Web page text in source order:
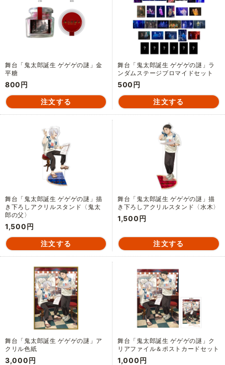
舞台「鬼太郎誕生 ゲゲゲの謎」金
平糖
800円
舞台「鬼太郎誕生 ゲゲゲの謎」ラ
ンダムステージブロマイドセット
500円
舞台「鬼太郎誕生 ゲゲゲの謎」描
き下ろしアクリルスタンド〈鬼太
郎の父〉
1,500円
舞台「鬼太郎誕生 ゲゲゲの謎」描
き下ろしアクリルスタンド〈水木〉
1,500円
舞台「鬼太郎誕生 ゲゲゲの謎」ア
クリル色紙
3,000円
舞台「鬼太郎誕生 ゲゲゲの謎」ク
リアファイル＆ポストカードセット
1,000円